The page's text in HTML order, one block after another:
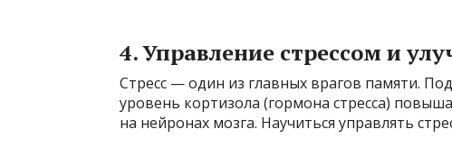
4. Управление стрессом и
Стресс — один из главных врагов памяти.
уровень кортизола (гормона стресса)
на нейронах мозга. Научиться управлять